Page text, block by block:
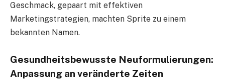
Geschmack, gepaart mit effektiven
Marketingstrategien, machten Sprite zu einem
bekannten Namen.
Gesundheitsbewusste Neuformulierungen:
Anpassung an veränderte Zeiten